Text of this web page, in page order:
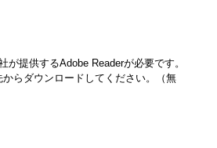
提供するAdobe Readerが必要です。
らダウンロードしてください。（無